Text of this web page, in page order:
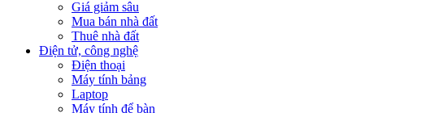
Giá giảm sâu
Mua bán nhà đất
Thuê nhà đất
Điện tử, công nghệ
Điện thoại
Máy tính bảng
Laptop
Máy tính để bàn